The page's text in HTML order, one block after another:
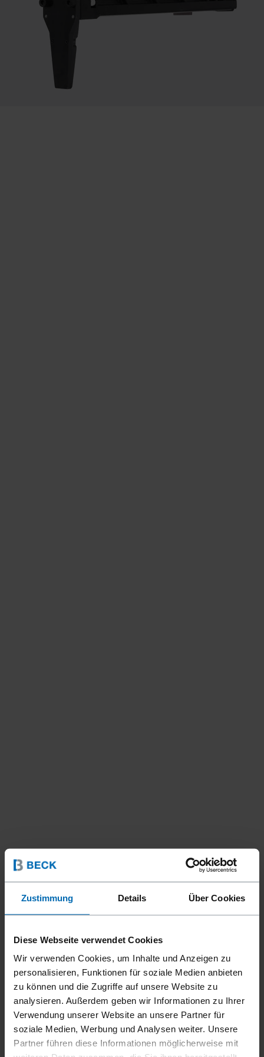
Zustimmung Details Über Cookies
Diese Webseite verwendet Cookies
Wir verwenden Cookies, um Inhalte und Anzeigen zu
personalisieren, Funktionen für soziale Medien anbieten
zu können und die Zugriffe auf unsere Website zu
analysieren. Außerdem geben wir Informationen zu Ihrer
Verwendung unserer Website an unsere Partner für
soziale Medien, Werbung und Analysen weiter. Unsere
Partner führen diese Informationen möglicherweise mit